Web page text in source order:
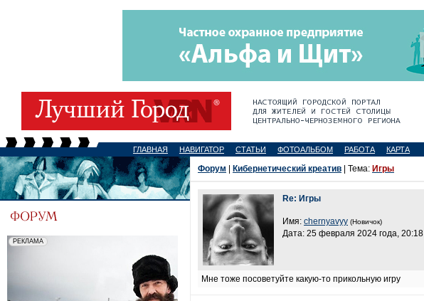
ГЛАВНАЯ НАВИГАТОР СТАТЬИ ФОТОАЛЬБОМ РАБОТА КАРТА
Форум Кибернетический креатив | Тема: Игры
Re: Игры
Имя: chernyavyy (Новичок)
Дата: 25 февраля 2024 года, 20:18
Мне тоже посоветуйте какую-то прикольную игру